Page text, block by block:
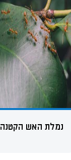
נמלת האש הקטנה